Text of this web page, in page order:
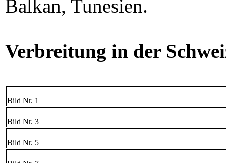
Balkan, Tunesien.
Verbreitung in der
Bild Nr. 1
Bild Nr. 3
Bild Nr. 5